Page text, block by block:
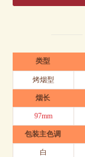
类型
烤烟型
烟长
97mm
包装主色调
白